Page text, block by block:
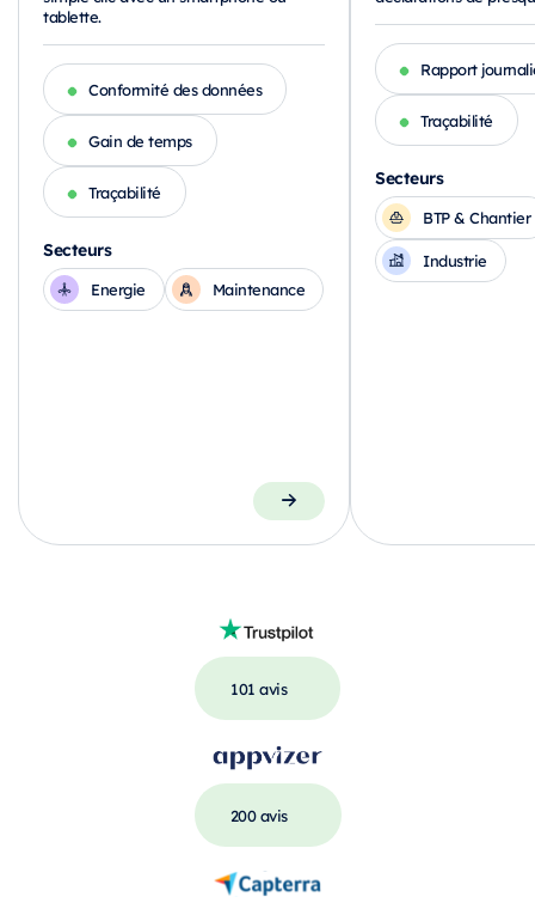
tablette.
Conformité des données
Gain de temps
Traçabilité
Secteurs
Energie Maintenance
Rapport
Traçabilité
Secteurs
BTP & Chantier
Industrie
101 avis
200 avis